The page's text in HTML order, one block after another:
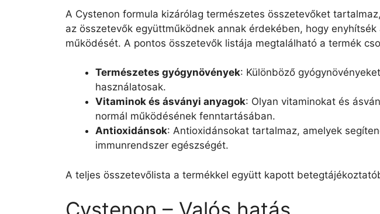
A Cystenon formula kizárólag természetes összetevőket
az összetevők együttműködnek annak érdekében, hogy
működését. A pontos összetevők listája megtalálható a termék
Természetes gyógynövények: Különböző
használatosak.
Vitaminok és ásványi anyagok: Olyan vitaminokat és
normál működésének fenntartásában.
Antioxidánsok: Antioxidánsokat tartalmaz, amelyek
immunrendszer egészségét.
A teljes összetevőlista a termékkel együtt kapott